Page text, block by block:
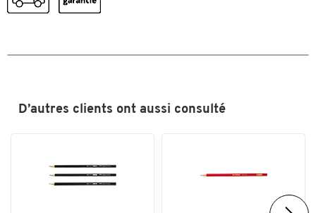
D’autres clients ont aussi consulté